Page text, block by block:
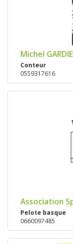
Michel GARDIE
Conteur
0559317616
Association
Pelote basque
0660097485